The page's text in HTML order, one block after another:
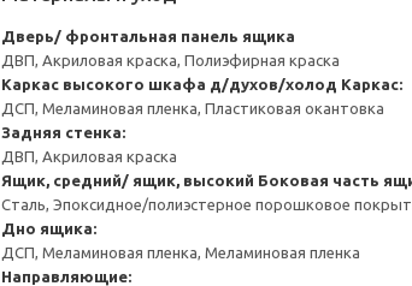
Дверь/ фронтальная панель ящика
ДВП, Акриловая краска, Полиэфирная краска
Каркас высокого шкафа д/духов/холод Каркас:
ДСП, Меламиновая пленка, Пластиковая окантовка
Задняя стенка:
ДВП, Акриловая краска
Ящик, средний/ ящик, высокий Боковая часть
Сталь, Эпоксидное/полиэстерное порошковое
Дно ящика:
ДСП, Меламиновая пленка, Меламиновая пленка
Направляющие: